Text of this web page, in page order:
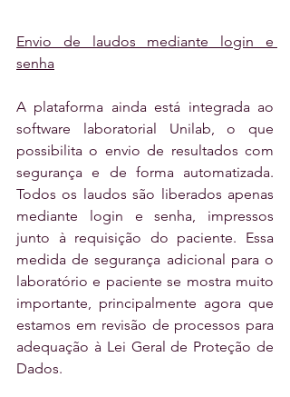
Envio de laudos mediante login e
senha
A plataforma ainda está integrada ao
software laboratorial Unilab, o que
possibilita o envio de resultados com
segurança e de forma automatizada.
Todos os laudos são liberados apenas
mediante login e senha, impressos
junto à requisição do paciente. Essa
medida de segurança adicional para o
laboratório e paciente se mostra muito
importante, principalmente agora que
estamos em revisão de processos para
adequação à Lei Geral de Proteção de
Dados.